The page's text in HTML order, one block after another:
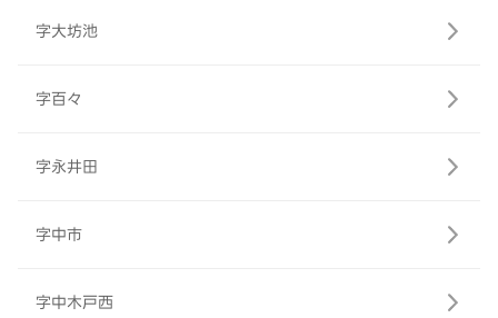
字大坊池
字百々
字永井田
字中市
字中木戸西